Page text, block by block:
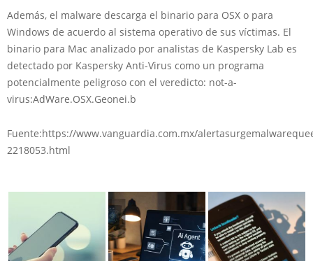
Además, el malware descarga el binario para OSX o para
Windows de acuerdo al sistema operativo de sus víctimas. El
binario para Mac analizado por analistas de Kaspersky Lab es
detectado por Kaspersky Anti-Virus como un programa
potencialmente peligroso con el veredicto: not-a-
virus:AdWare.OSX.Geonei.b
Fuente:https://www.vanguardia.com.mx/
2218053.html